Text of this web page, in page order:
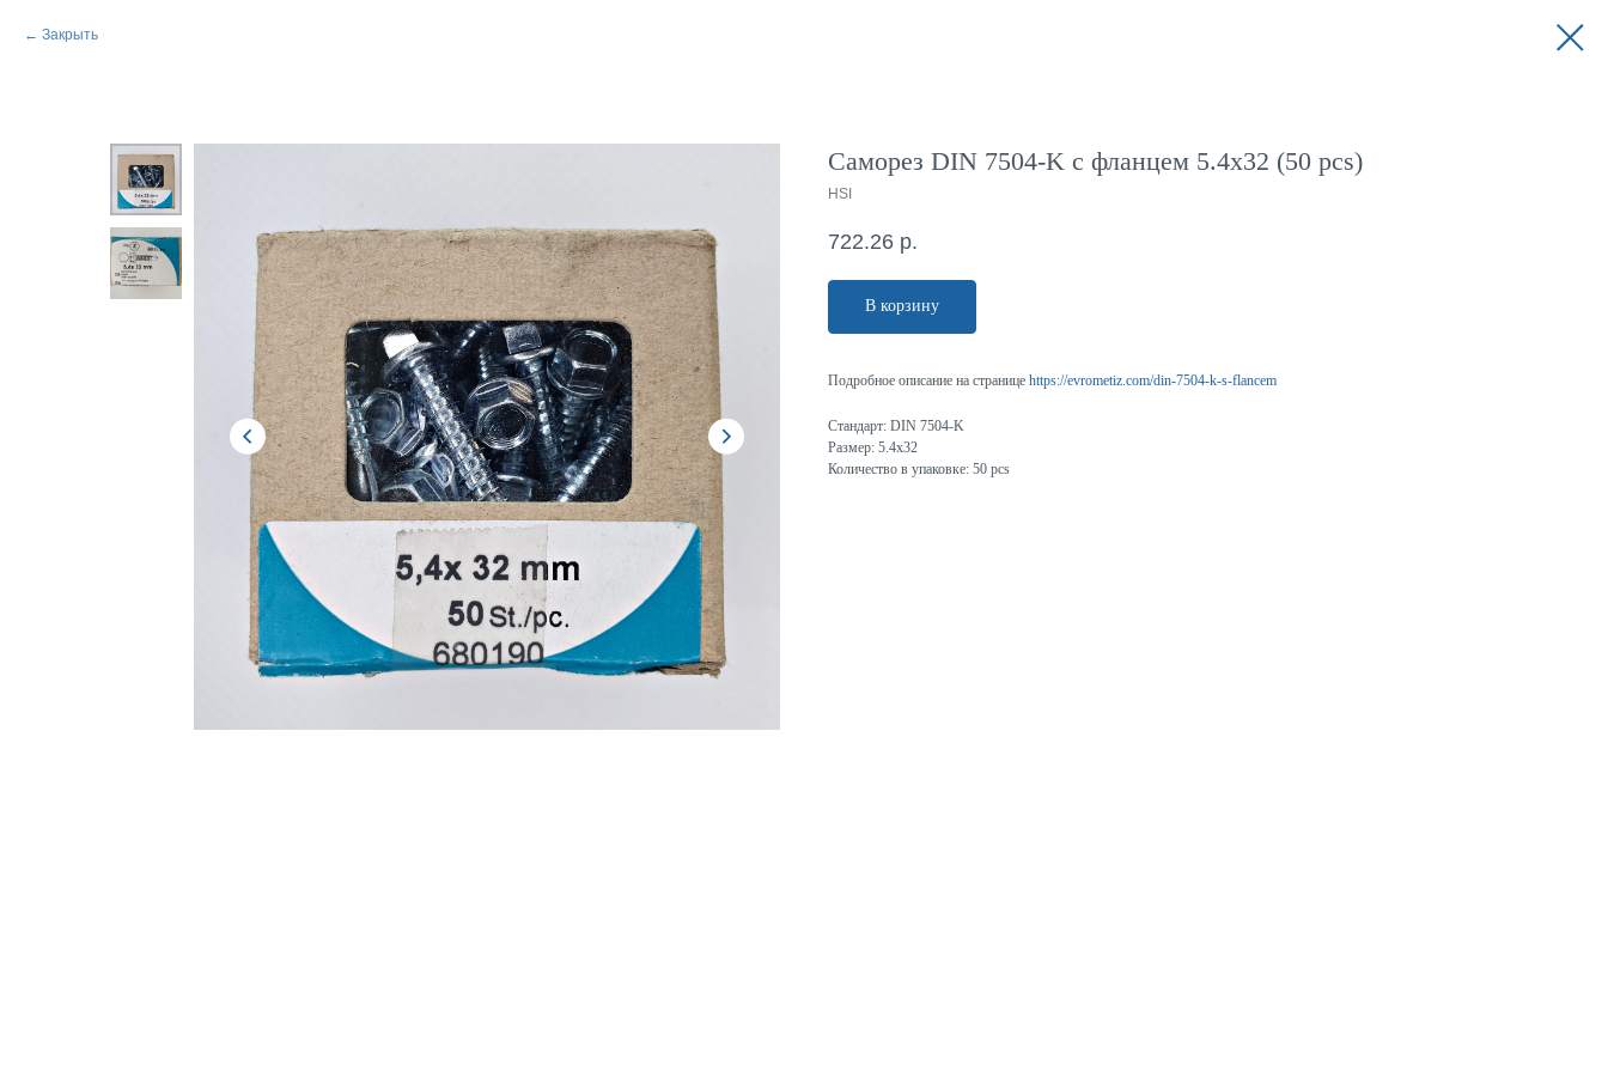
Закрыть
Саморез DIN 7504-K с фланцем 5.4x32 (50 pcs)
HSI
722.26 р.
В корзину
Подробное описание на странице https://evrometiz.com/din-7504-k-s-flancem
Стандарт: DIN 7504-K
Размер: 5.4x32
Количество в упаковке: 50 pcs